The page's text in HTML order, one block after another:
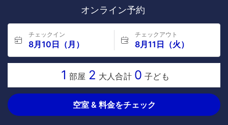
オンライン予約
チェックイン
8月10日（月）
チェックアウト
8月11日（火）
1 部屋 2 大人合計 0 子ども
空室 & 料金をチェック